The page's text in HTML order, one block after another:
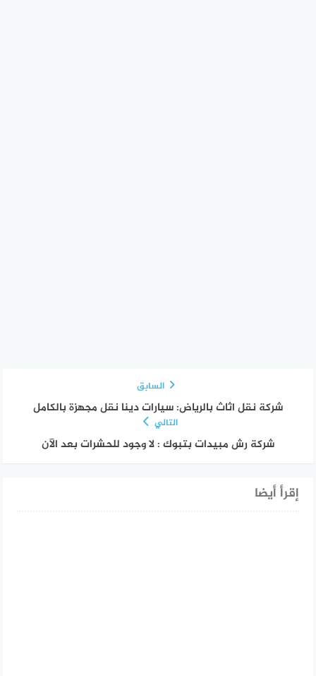
السابق
شركة نقل اثاث بالرياض: سيارات دينا نقل مجهزة بالكامل
التالي
شركة رش مبيدات بتبوك : لا وجود للحشرات بعد الآن
إقرأ أيضا